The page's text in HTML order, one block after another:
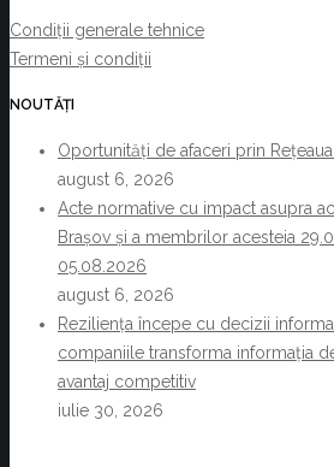
Condiții generale tehnice
Termeni și condiții
NOUTĂȚI
Oportunități de afaceri prin Rețeaua
august 6, 2026
Acte normative cu impact asupra
Brașov și a membrilor acesteia
05.08.2026
august 6, 2026
Reziliența începe cu decizii
companiile transforma informația
avantaj competitiv
iulie 30, 2026